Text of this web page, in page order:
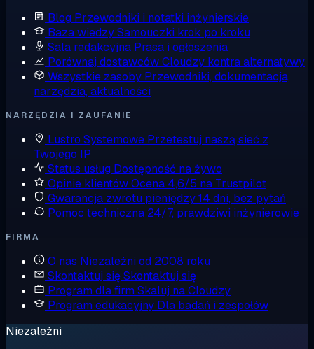
Blog Przewodniki i notatki inżynierskie
Baza wiedzySamouczki krok po kroku
Sala redakcyjna Prasa i ogłoszenia
Porównaj dostawcówCloudzy kontra alternatywy
Wszystkie zasoby Przewodniki, dokumentacja,
narzędzia, aktualności
NARZĘDZIA I ZAUFANIE
Lustro Systemowe Przetestuj naszą sieć z
Twojego IP
Status usług Dostępność na żywo
Opinie klientówOcena 4,6/5 na Trustpilot
Gwarancja zwrotu pieniędzy14 dni, bez pytań
Pomoc techniczna 24/7, prawdziwi inżynierowie
FIRMA
O nas Niezależni od 2008 roku
Skontaktuj sięSkontaktuj się
Program dla firm Skaluj na Cloudzy
Program edukacyjny Dla badań i zespołów
Niezależni